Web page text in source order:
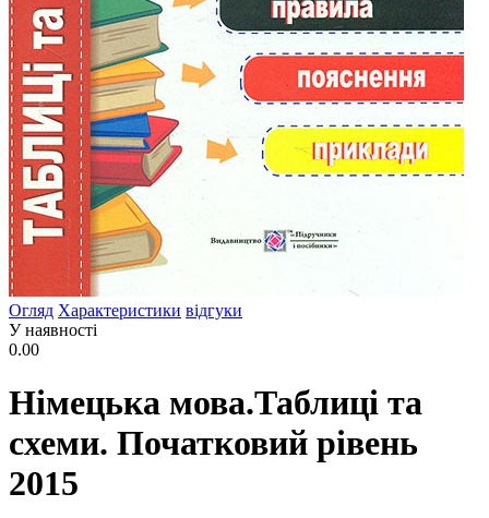
Огляд Характеристики відгуки
У наявності
0.00
Німецька мова.Таблиці та
схеми. Початковий рівень
2015